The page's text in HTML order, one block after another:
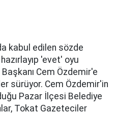
kabul edilen sözde
hazırlayıp 'evet' oyu
Cem Özdemir'e
sürüyor. Cem Özdemir'in
Pazar İlçesi Belediye
Tokat Gazeteciler